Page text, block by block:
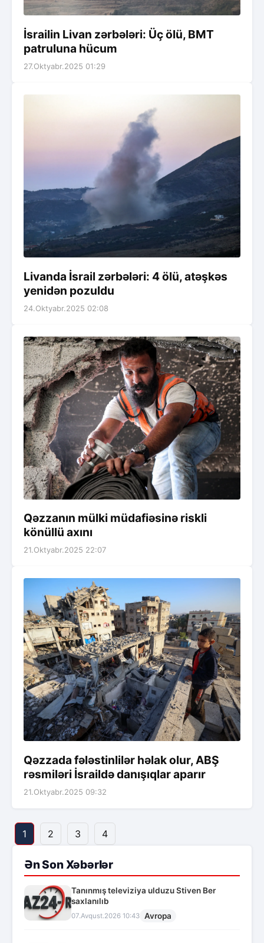
İsrailin Livan zərbələri: Üç ölü, BMT
patruluna hücum
27.Oktyabr.2025 01:29
Livanda İsrail zərbələri: 4 ölü, atəşkəs
yenidən pozuldu
24.Oktyabr.2025 02:08
Qəzzanın mülki müdafiəsinə riskli
könüllü axını
21.Oktyabr.2025 22:07
Qəzzada fələstinlilər həlak olur, ABŞ
rəsmiləri İsraildə danışıqlar aparır
21.Oktyabr.2025 09:32
1 2 3 4
Ən Son Xəbərlər
Tanınmış televiziya ulduzu Stiven Ber
saxlanılıb
07.Avqust.2026 10:43 Avropa